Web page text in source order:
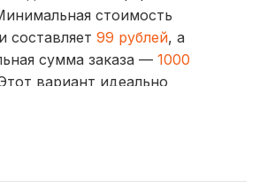
стоимость
составляет 99 рублей, а
сумма заказа — 1000
вариант идеально
(СДЭК, BoxBerry, DPD)